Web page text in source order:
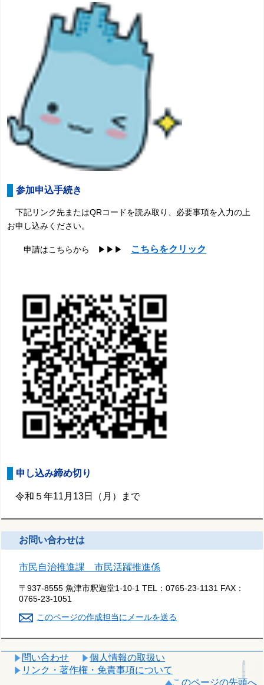
参加申込手続き
下記リンク先またはQRコードを読み取り、必要事項を入力の上
お申し込みください。
申請はこちらから ▶ ▶ ▶ こちらをクリック
申し込み締め切り
令和５年11月13日（月）まで
お問い合わせは
市民自治推進課 市民活躍推進係
〒937-8555 魚津市釈迦堂1-10-1 TEL：0765-23-1131 FAX：
0765-23-1051
このページの作成担当にメールを送る
問い合わせ
個人情報の取扱い
リンク・著作権・免責事項について
このページの先頭へ